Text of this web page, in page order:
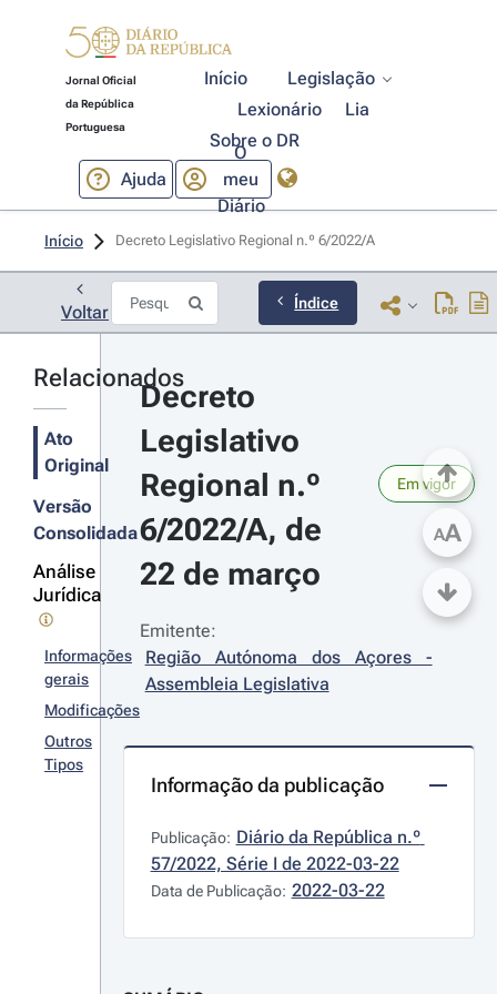
Jornal Oficial
da República
Portuguesa
Início
Legislação
Lexionário
Lia
Sobre o DR
Ajuda
O
meu
Diário
Início Decreto Legislativo Regional n.º 6/2022/A
Voltar Índice
Relacionados
Ato
Original
Versão
Consolidada
Análise
Jurídica
Informações
gerais
Modificações
Outros
Tipos
Decreto
Legislativo
Regional n.º
6/2022/A, de
22 de março
Em vigor
Emitente:
Região Autónoma dos Açores -
Assembleia Legislativa
Informação da publicação
Publicação: Diário da República n.º
57/2022, Série I de 2022-03-22
Data de Publicação: 2022-03-22
AA